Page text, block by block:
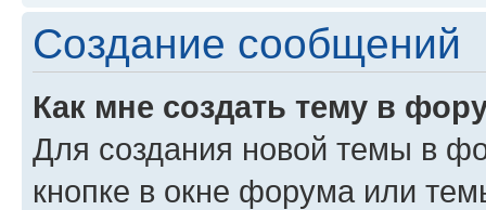
Создание сообщений
Как мне создать тему в
Для создания новой темы в
кнопке в окне форума или